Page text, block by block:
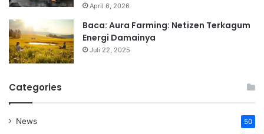
April 6, 2026
Baca: Aura Farming: Netizen Terkagum
Energi Damainya
Juli 22, 2025
Categories
News 50